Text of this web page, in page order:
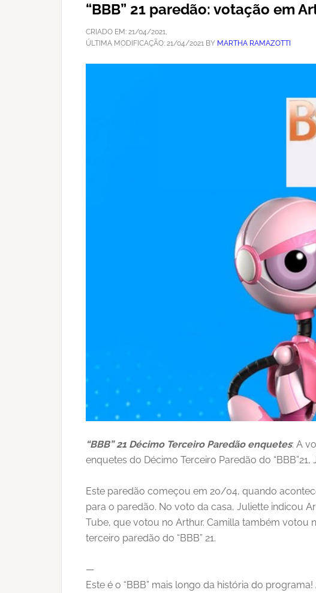
“BBB” 21 paredão: votação em
CRIADO EM: 21/04/2021,
ÚLTIMA MODIFICAÇÃO: 21/04/2021 BY MARTHA RAMAZOTTI
“BBB” 21 Décimo Terceiro Paredão enquetes: A
enquetes do Décimo Terceiro Paredão do
Este paredão começou em 20/04, quando
para o paredão. No voto da casa, Juliette indicou
Tube, que votou no Arthur. Camilla também votou
terceiro paredão do “BBB” 21.
—
Este é o “BBB” mais longo da história do